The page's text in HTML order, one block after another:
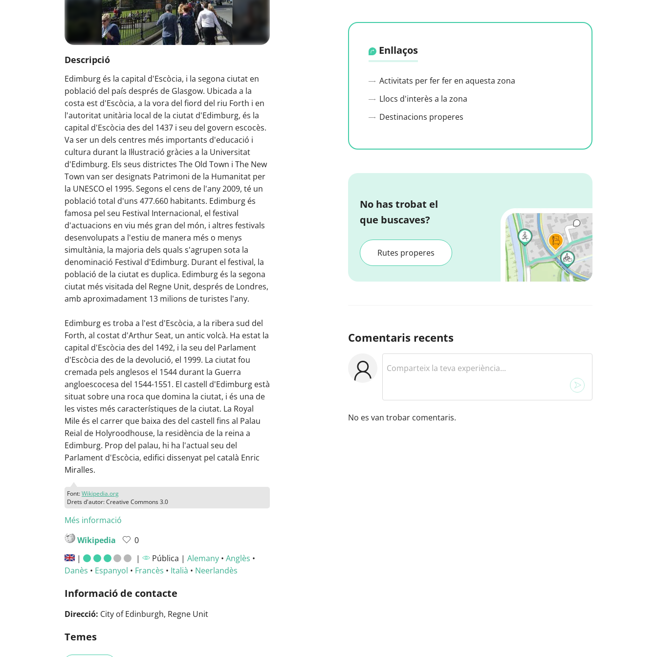
Descripció
Edimburg és la capital d'Escòcia, i la segona ciutat en
població del país després de Glasgow. Ubicada a la
costa est d'Escòcia, a la vora del fiord del riu Forth i en
l'autoritat unitària local de la ciutat d'Edimburg, és la
capital d'Escòcia des del 1437 i seu del govern escocès.
Va ser un dels centres més importants d'educació i
cultura durant la Il·lustració gràcies a la Universitat
d'Edimburg. Els seus districtes The Old Town i The New
Town van ser designats Patrimoni de la Humanitat per
la UNESCO el 1995. Segons el cens de l'any 2009, té un
població total d'uns 477.660 habitants. Edimburg és
famosa pel seu Festival Internacional, el festival
d'actuacions en viu més gran del món, i altres festivals
desenvolupats a l'estiu de manera més o menys
simultània, la majoria dels quals s'agrupen sota la
denominació Festival d'Edimburg. Durant el festival, la
població de la ciutat es duplica. Edimburg és la segona
ciutat més visitada del Regne Unit, després de Londres,
amb aproximadament 13 milions de turistes l'any.
Edimburg es troba a l'est d'Escòcia, a la ribera sud del
Forth, al costat d'Arthur Seat, un antic volcà. Ha estat la
capital d'Escòcia des del 1492, i la seu del Parlament
d'Escòcia des de la devolució, el 1999. La ciutat fou
cremada pels anglesos el 1544 durant la Guerra
angloescocesa del 1544-1551. El castell d'Edimburg està
situat sobre una roca que domina la ciutat, i és una de
les vistes més característiques de la ciutat. La Royal
Mile és el carrer que baixa des del castell fins al Palau
Reial de Holyroodhouse, la residència de la reina a
Edimburg. Prop del palau, hi ha l'actual seu del
Parlament d'Escòcia, edifici dissenyat pel català Enric
Miralles.
Font:Wikipedia.org
Drets d'autor: Creative Commons 3.0
Més informació
Wikipedia
0
|
| Pública | Alemany• Anglès •
Danès • Espanyol • Francès • Italià • Neerlandès
Informació de contacte
Direcció: City of Edinburgh, Regne Unit
Temes
Enllaços
Activitats per fer fer en aquesta zona
Llocs d'interès a la zona
Destinacions properes
No has trobat el
que buscaves?
Rutes properes
Comentaris recents
No es van trobar comentaris.